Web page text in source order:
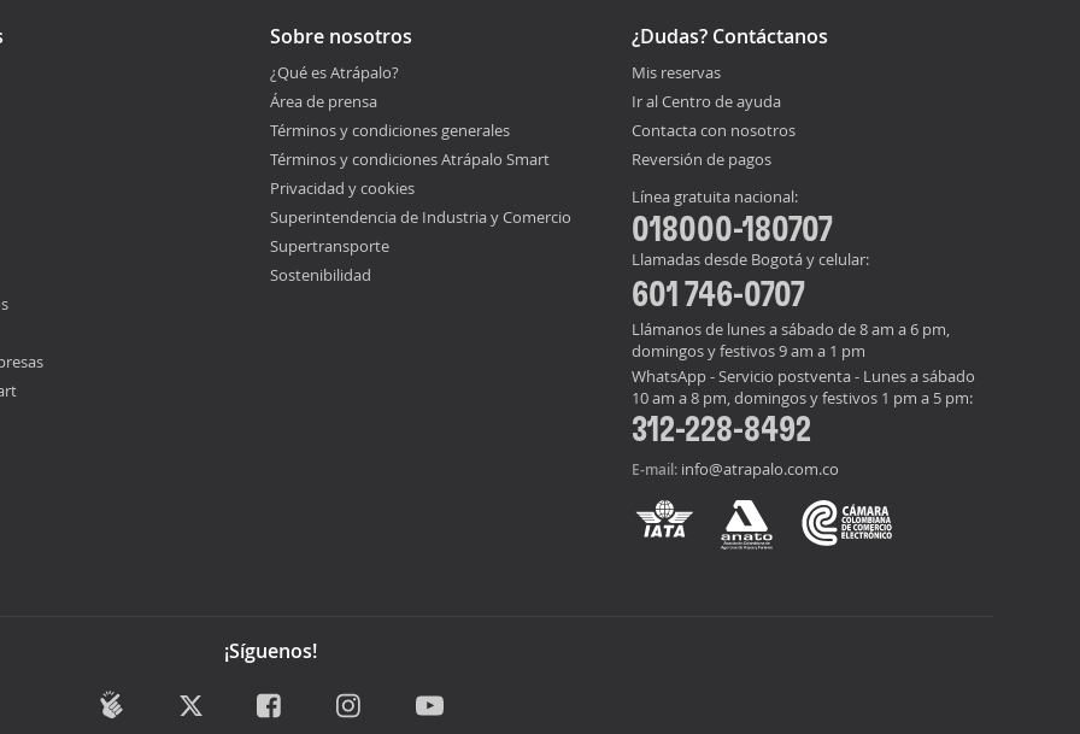
Sobre nosotros
¿Qué es Atrápalo?
Área de prensa
Términos y condiciones generales
Términos y condiciones Atrápalo Smart
Privacidad y cookies
Superintendencia de Industria y Comercio
Supertransporte
Sostenibilidad
¿Dudas? Contáctanos
Mis reservas
Ir al Centro de ayuda
Contacta con nosotros
Reversión de pagos
Línea gratuita nacional:
018000-180707
Llamadas desde Bogotá y celular:
601 746-0707
Llámanos de lunes a sábado de 8 am a 6 pm,
domingos y festivos 9 am a 1 pm
WhatsApp - Servicio postventa - Lunes a sábado
10 am a 8 pm, domingos y festivos 1 pm a 5 pm:
312-228-8492
E-mail: info@atrapalo.com.co
¡Síguenos!